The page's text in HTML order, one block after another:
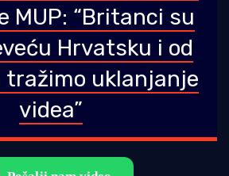
MUP: “Britanci su
Hrvatsku i od
tražimo uklanjanje
videa”